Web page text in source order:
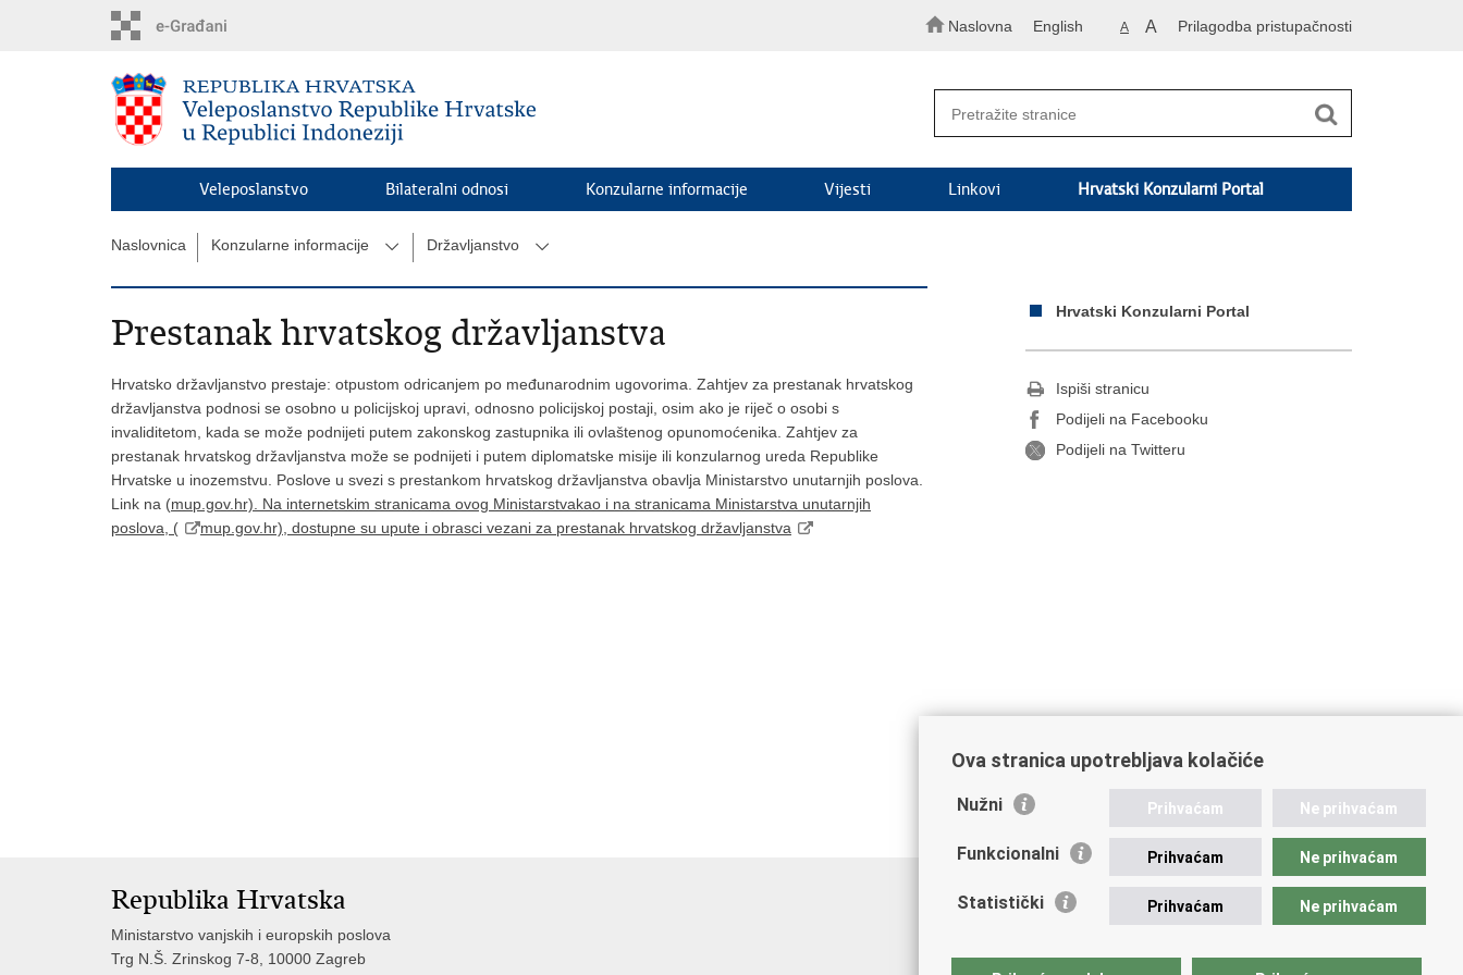
Naslovna English A A Prilagodba pristupačnosti
Veleposlanstvo Bilateralni odnosi Konzularne informacije Vijesti Linkovi Hrvatski Konzularni Portal
Naslovnica Konzularne informacije Državljanstvo
Prestanak hrvatskog državljanstva
Hrvatsko državljanstvo prestaje: otpustom odricanjem po međunarodnim ugovorima. Zahtjev za prestanak hrvatskog
državljanstva podnosi se osobno u policijskoj upravi, odnosno policijskoj postaji, osim ako je riječ o osobi s
invaliditetom, kada se može podnijeti putem zakonskog zastupnika ili ovlaštenog opunomoćenika. Zahtjev za
prestanak hrvatskog državljanstva može se podnijeti i putem diplomatske misije ili konzularnog ureda Republike
Hrvatske u inozemstvu. Poslove u svezi s prestankom hrvatskog državljanstva obavlja Ministarstvo unutarnjih poslova.
Link na (mup.gov.hr). Na internetskim stranicama ovog Ministarstvakao i na stranicama Ministarstva unutarnjih
poslova, (
mup.gov.hr), dostupne su upute i obrasci vezani za prestanak hrvatskog državljanstva
Hrvatski Konzularni Portal
Ispiši stranicu
Podijeli na Facebooku
Podijeli na Twitteru
Republika Hrvatska
Ministarstvo vanjskih i europskih poslova
Trg N.Š. Zrinskog 7-8, 10000 Zagreb
Ova stranica upotrebljava kolačiće
Nužni Prihvaćam Ne prihvaćam
Funkcionalni Prihvaćam Ne prihvaćam
Statistički Prihvaćam Ne prihvaćam